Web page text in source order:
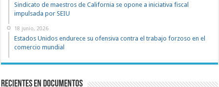
Sindicato de maestros de California se opone a iniciativa fiscal
impulsada por SEIU
18 junio, 2026
Estados Unidos endurece su ofensiva contra el trabajo forzoso en el
comercio mundial
recientes en documentos